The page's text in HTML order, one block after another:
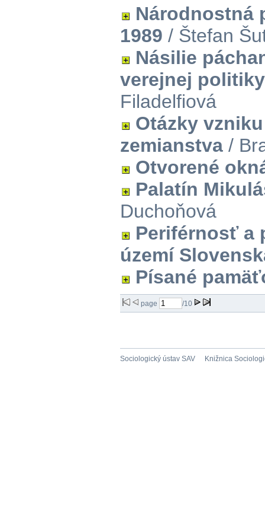
Národnostná
1989 / Štefan
Násilie
verejnej politiky
Filadelfiová
Otázky
zemianstva /
Otvorené
Palatín
Duchoňová
Periférnosť a
území
Písané
page /10
Sociologický ústav SAV Knižnica